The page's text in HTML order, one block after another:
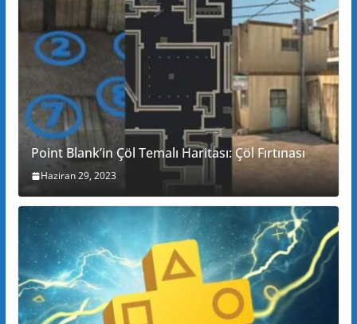
Point Blank’in Çöl Temalı Haritası: Çöl Fırtınası
Haziran 29, 2023